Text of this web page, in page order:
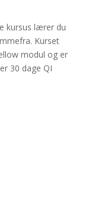
kursus lærer du
Kurset
modul og er
30 dage QI